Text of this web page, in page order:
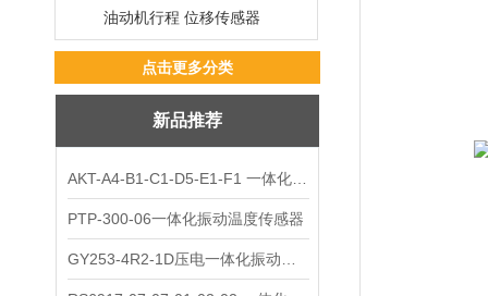
油动机行程 位移传感器
点击更多分类
新品推荐
PTP-300-06一体化振动温度传感器